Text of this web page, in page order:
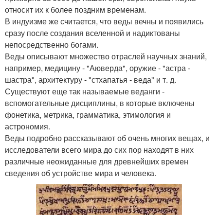
относит их к более поздним временам.
В индуизме же считается, что веды вечны и появились
сразу после создания вселенной и надиктованы
непосредственно богами.
Веды описывают множество отраслей научных знаний,
например, медицину - "Аюверда", оружие - "астра -
шастра", архитектуру - "стхапатья - веда" и т. д.
Существуют еще так называемые веданги -
вспомогательные дисциплины, в которые включены
фонетика, метрика, грамматика, этимология и
астрономия.
Веды подробно рассказывают об очень многих вещах, и
исследователи всего мира до сих пор находят в них
различные неожиданные для древнейших времен
сведения об устройстве мира и человека.